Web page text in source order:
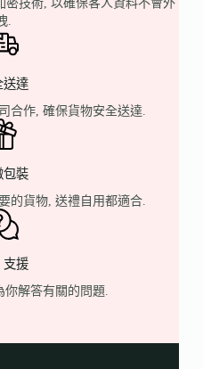
.
送達
合作, 確保貨物安全送達.
包裝
的貨物, 送禮自用都適合.
支援
解答有關的問題.